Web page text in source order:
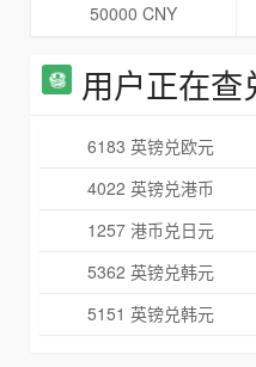
50000 CNY
用户正在查
6183 英镑兑欧元
4022 英镑兑港币
1257 港币兑日元
5362 英镑兑韩元
5151 英镑兑韩元